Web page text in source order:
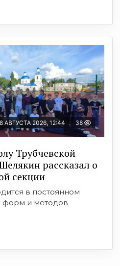
8 АВГУСТА 2026, 12:44 38
Трубчевской
рассказал о
секции
в постоянном
форм и методов